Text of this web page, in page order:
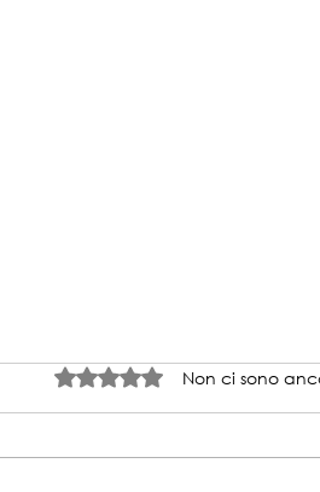
Valutazione 0 stelle su 5.
Non ci sono